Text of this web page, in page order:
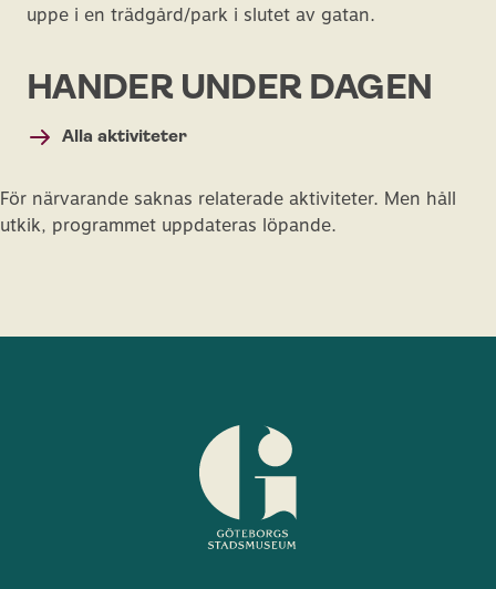
uppe i en trädgård/park i slutet av gatan.
HÄNDER UNDER DAGEN
Alla aktiviteter
För närvarande saknas relaterade aktiviteter. Men håll
utkik, programmet uppdateras löpande.